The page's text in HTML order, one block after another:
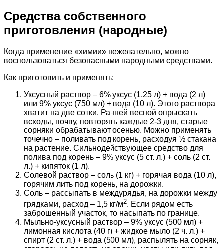
Средства собственного
приготовления (народные)
Когда применение «химии» нежелательно, можно
воспользоваться безопасными народными средствами.
Как приготовить и применять:
Уксусный раствор – 6% уксус (1,25 л) + вода (2 л)
или 9% уксус (750 мл) + вода (10 л). Этого раствора
хватит на две сотки. Ранней весной опрыскать
всходы, почву, повторять каждые 2-3 дня, старые
сорняки обрабатывают осенью. Можно применять
точечно – поливать под корень, расходуя ½ стакана
на растение. Сильнодействующее средство для
полива под корень – 9% уксус (5 ст. л.) + соль (2 ст.
л.) + кипяток (1 л).
Солевой раствор – соль (1 кг) + горячая вода (10 л),
горячим лить под корень, на дорожки.
Соль – рассыпать в междурядья, на дорожки между
грядками, расход – 1,5 кг/м2. Если рядом есть
заброшенный участок, то насыпать по границе.
Мыльно-уксусный раствор – 9% уксус (500 мл) +
лимонная кислота (40 г) + жидкое мыло (2 ч. л.) +
спирт (2 ст. л.) + вода (500 мл), распылять на сорняк,